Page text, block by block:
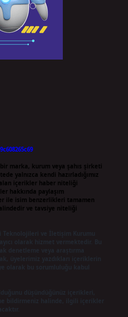
marka, kurum veya şahıs şirketi
yalnızca kendi hazırladığımız
içerikler haber niteliği
hakkında paylaşım
ile isim benzerlikleri tamamen
ve tavsiye niteliği
Teknolojileri ve İletişim Kurumu
olarak hizmet vermektedir. Bu
denetleme veya araştırma
üyelerimiz yazdıkları içeriklerin
düşündüğünüz içerikleri,